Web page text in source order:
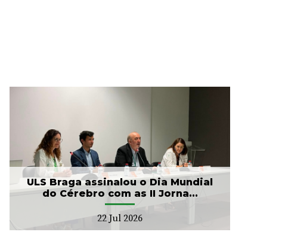
ULS Braga assinalou o Dia Mundial
do Cérebro com as II Jorna...
22 Jul 2026